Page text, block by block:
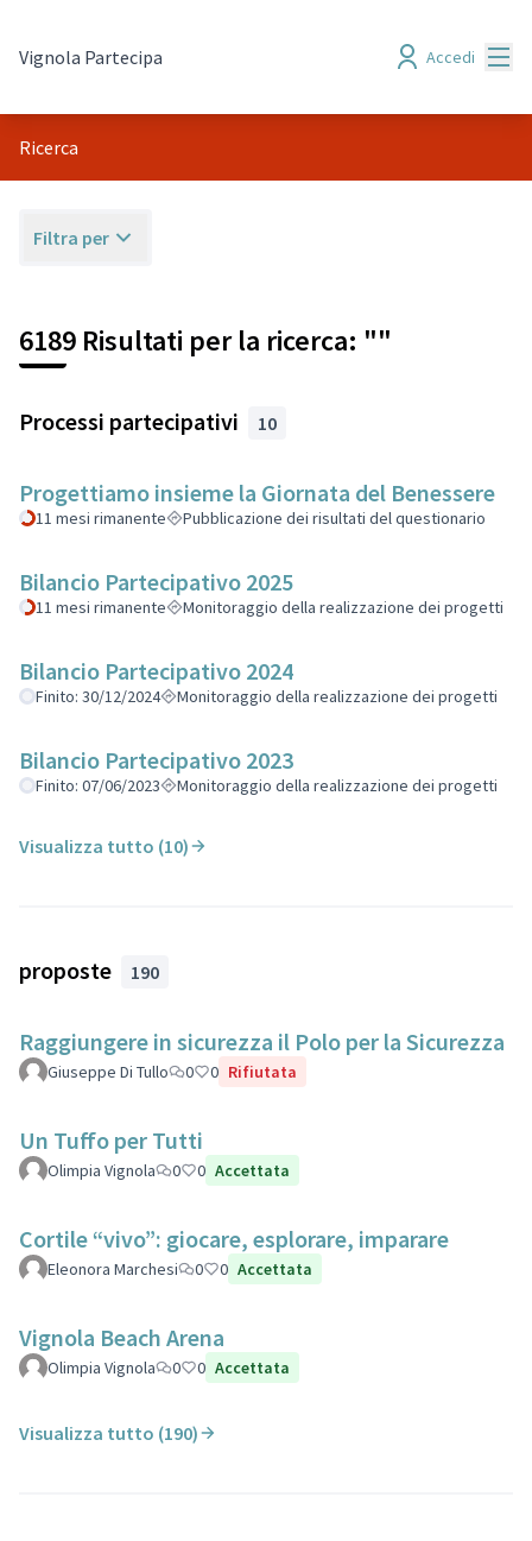
Vignola Partecipa Accedi
Ricerca
Filtra per
6189 Risultati per la ricerca: ""
Processi partecipativi 10
Progettiamo insieme la Giornata del Benessere
11 mesi rimanente Pubblicazione dei risultati del questionario
Bilancio Partecipativo 2025
11 mesi rimanente Monitoraggio della realizzazione dei progetti
Bilancio Partecipativo 2024
Finito: 30/12/2024 Monitoraggio della realizzazione dei progetti
Bilancio Partecipativo 2023
Finito: 07/06/2023 Monitoraggio della realizzazione dei progetti
Visualizza tutto (10)
proposte 190
Raggiungere in sicurezza il Polo per la Sicurezza
Giuseppe Di Tullo 0 0 Rifiutata
Un Tuffo per Tutti
Olimpia Vignola 0 0 Accettata
Cortile “vivo”: giocare, esplorare, imparare
Eleonora Marchesi 0 0 Accettata
Vignola Beach Arena
Olimpia Vignola 0 0 Accettata
Visualizza tutto (190)